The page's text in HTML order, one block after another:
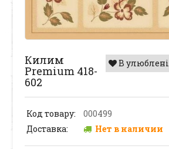
В улюблені
Килим
Premium 418-
602
Код товару:
000499
Доставка:
Нет в наличии